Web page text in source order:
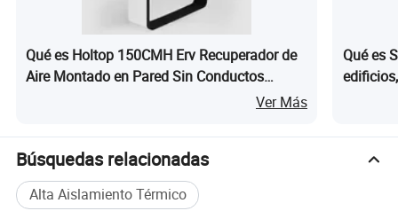
Qué es Holtop 150CMH Erv Recuperador de
Aire Montado en Pared Sin Conductos
Intercambiador de Energía Ventilador deVer Más
Qué es
Búsquedas relacionadas
Alta Aislamiento Térmico